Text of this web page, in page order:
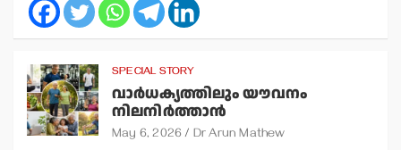
SPECIAL STORY
വാര്‍ധക്യത്തിലും യൗവനം
നിലനിര്‍ത്താന്‍
May 6, 2026 Dr Arun Mathew